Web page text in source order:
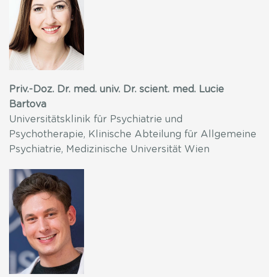
Priv.-Doz. Dr. med. univ. Dr. scient. med. Lucie
Bartova
Universitätsklinik für Psychiatrie und
Psychotherapie, Klinische Abteilung für Allgemeine
Psychiatrie, Medizinische Universität Wien